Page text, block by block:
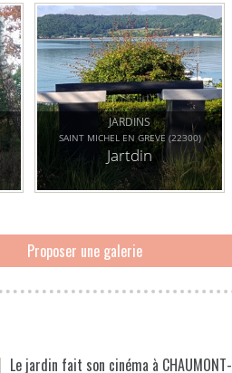
expositions de
sculptures pour
l'extérieur et des
concerts.
JARDINS
SAINT MICHEL EN GREVE (22300)
Jartdin
Proposer une galerie
Le jardin fait son cinéma à CHAUMONT-